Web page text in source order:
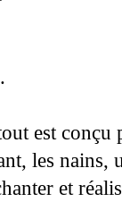
est
les nains,
et